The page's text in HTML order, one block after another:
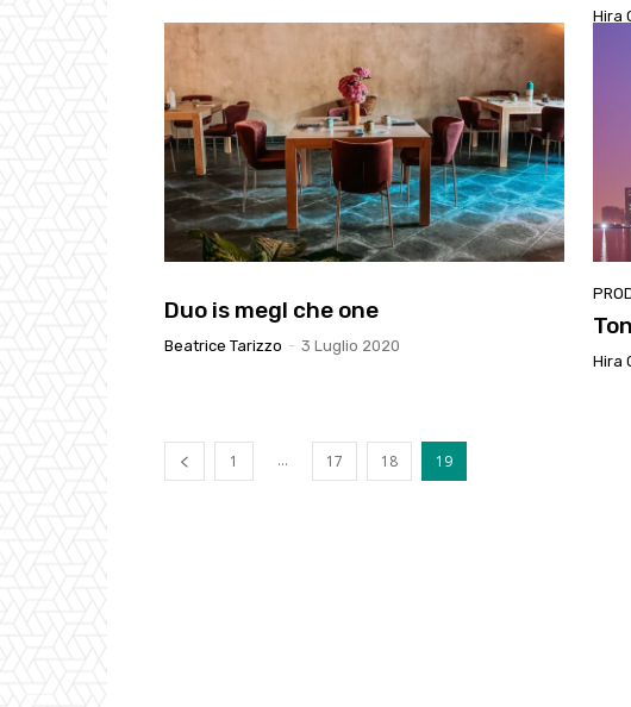
Hira
Duo is megl che one
Beatrice Tarizzo - 3 Luglio 2020
Hira
1 ... 17 18 19